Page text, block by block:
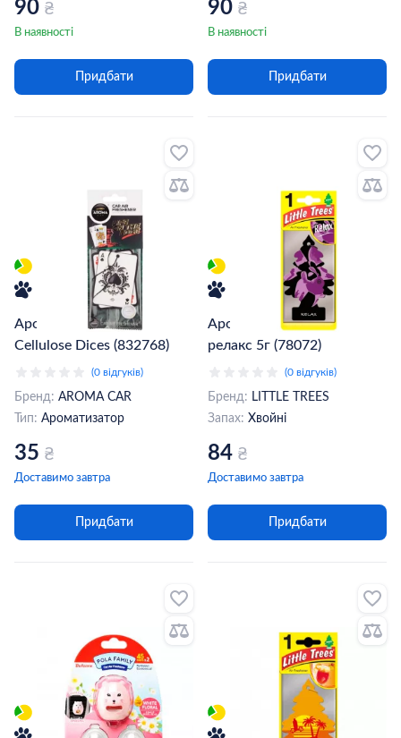
90 ₴
В наявності
Придбати
90 ₴
В наявності
Придбати
Ароматизатор Aroma Car
Cellulose Dices (832768)
(0 відгуків)
Бренд: AROMA CAR
Тип: Ароматизатор
35 ₴
Доставимо завтра
Придбати
Ароматизатор Little Trees,
релакс 5г (78072)
(0 відгуків)
Бренд: LITTLE TREES
Запах: Хвойні
84 ₴
Доставимо завтра
Придбати